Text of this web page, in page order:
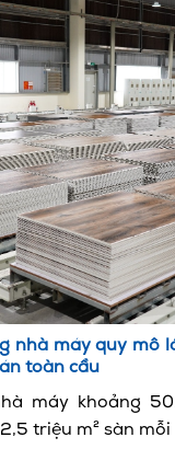
nhà máy quy mô
toàn cầu
máy khoảng
triệu m² sàn mỗi